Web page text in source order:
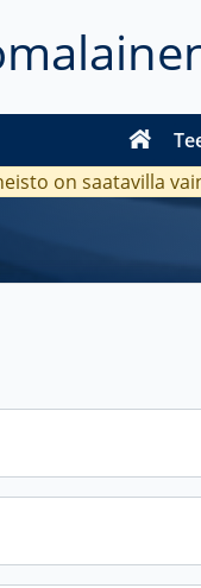
on saatavilla